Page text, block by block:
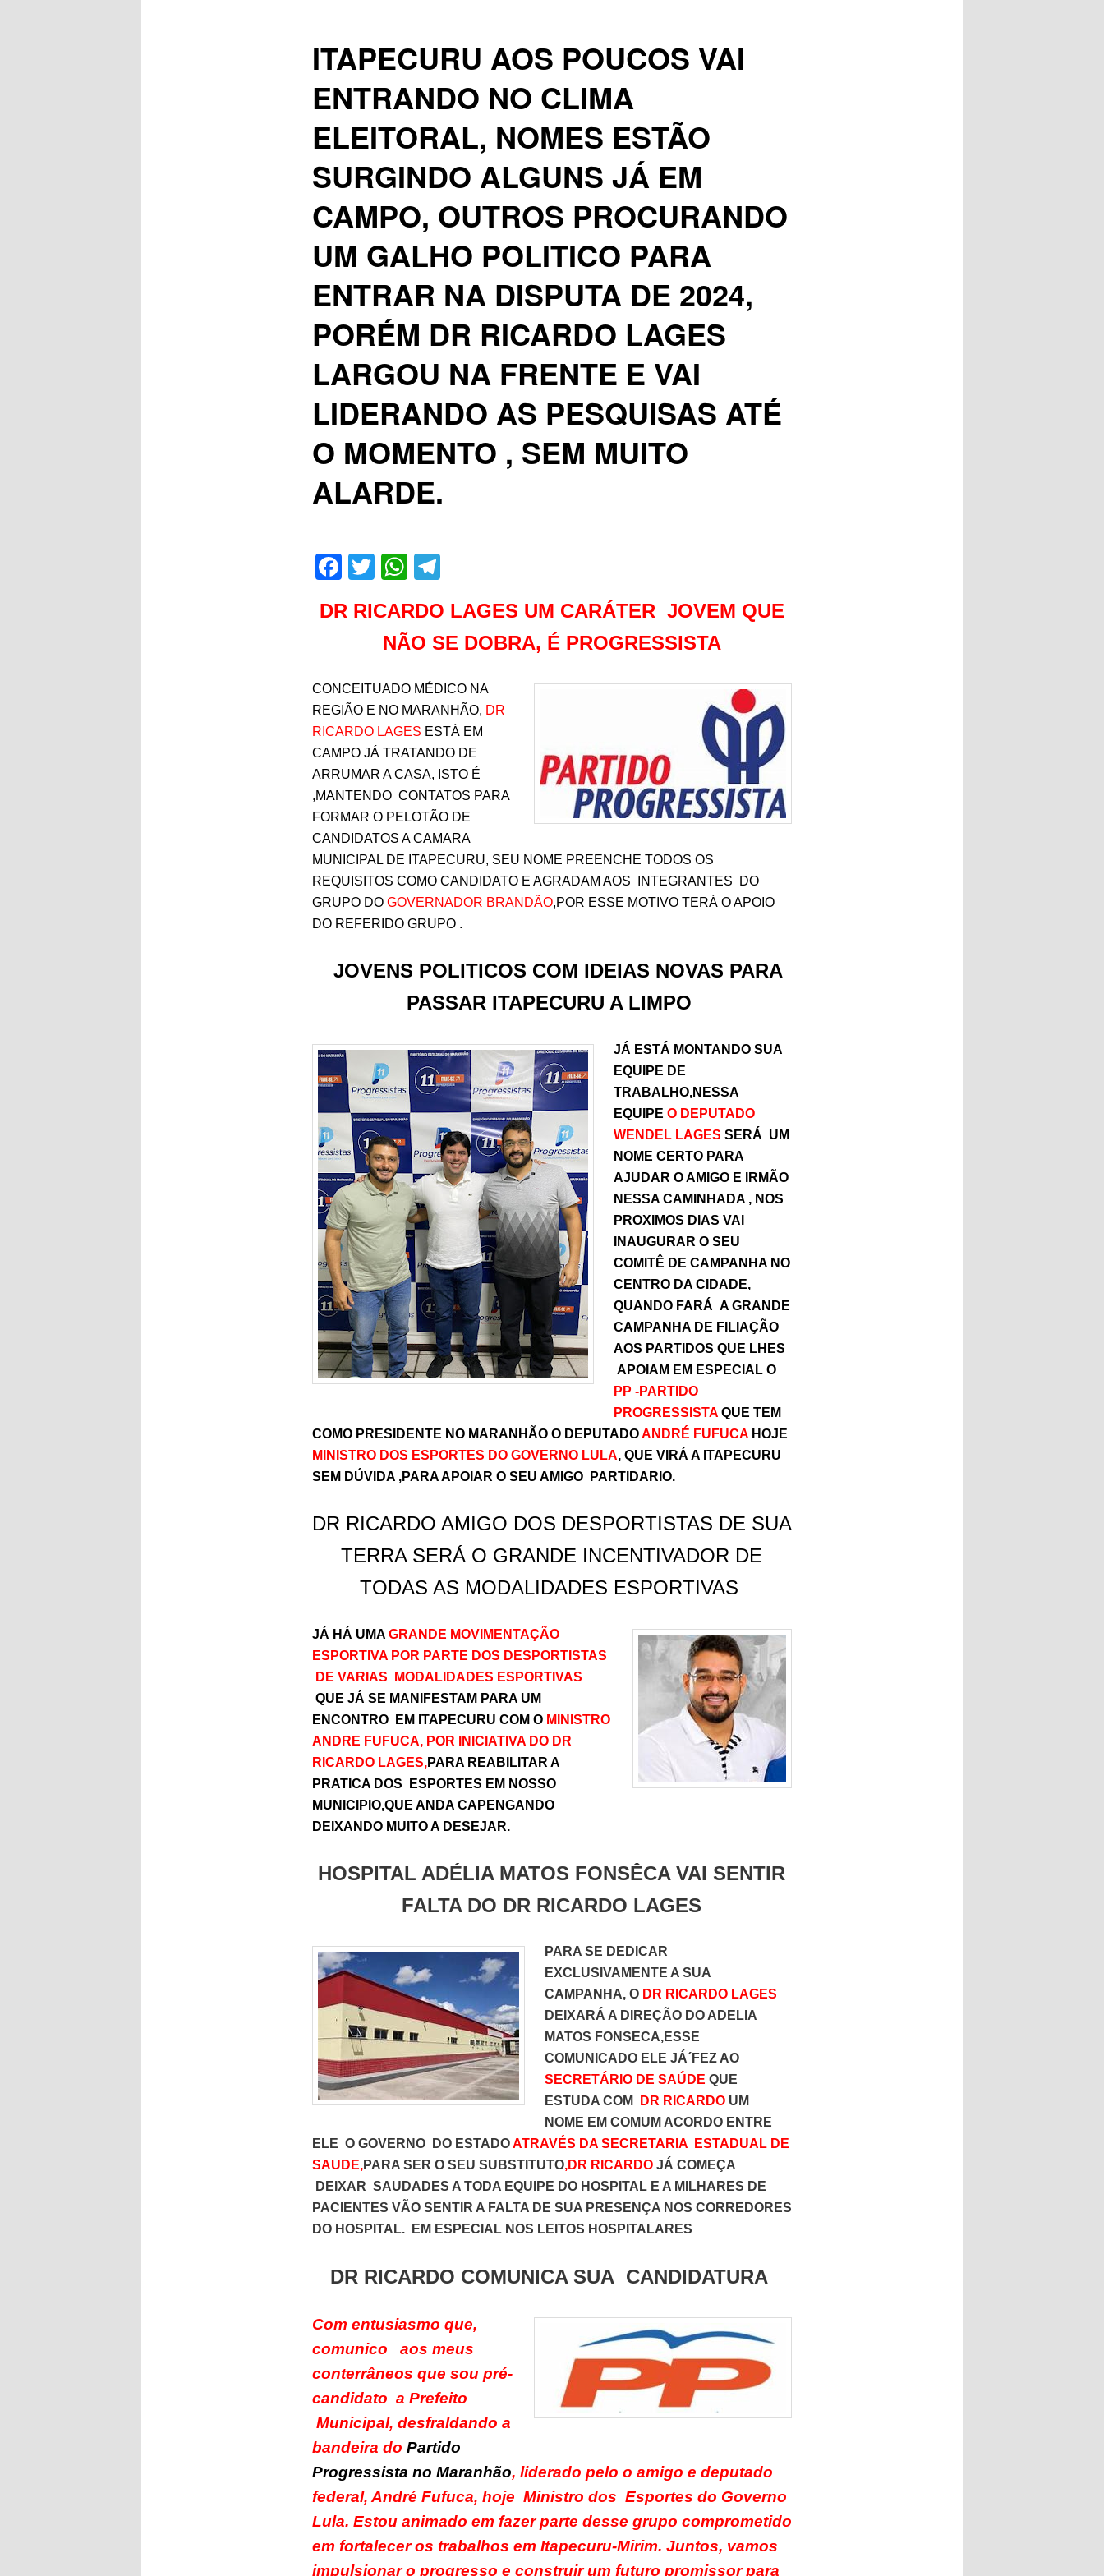
ITAPECURU AOS POUCOS VAI
ENTRANDO NO CLIMA
ELEITORAL, NOMES ESTÃO
SURGINDO ALGUNS JÁ EM
CAMPO, OUTROS PROCURANDO
UM GALHO POLITICO PARA
ENTRAR NA DISPUTA DE 2024,
PORÉM DR RICARDO LAGES
LARGOU NA FRENTE E VAI
LIDERANDO AS PESQUISAS ATÉ
O MOMENTO , SEM MUITO
ALARDE.
Facebook
TwitterWhatsApp
Telegram
DR RICARDO LAGES UM CARÁTER JOVEM QUE
NÃO SE DOBRA, É PROGRESSISTA
CONCEITUADO MÉDICO NA
REGIÃO E NO MARANHÃO, DR
RICARDO LAGES ESTÁ EM
CAMPO JÁ TRATANDO DE
ARRUMAR A CASA, ISTO É
,MANTENDO CONTATOS PARA
FORMAR O PELOTÃO DE
CANDIDATOS A CAMARA
MUNICIPAL DE ITAPECURU, SEU NOME PREENCHE TODOS OS
REQUISITOS COMO CANDIDATO E AGRADAM AOS INTEGRANTES DO
GRUPO DO GOVERNADOR BRANDÃO,POR ESSE MOTIVO TERÁ O APOIO
DO REFERIDO GRUPO .
JOVENS POLITICOS COM IDEIAS NOVAS PARA
PASSAR ITAPECURU A LIMPO
JÁ ESTÁ MONTANDO SUA
EQUIPE DE
TRABALHO,NESSA
EQUIPEO DEPUTADO
WENDEL LAGES SERÁ UM
NOME CERTO PARA
AJUDAR O AMIGO E IRMÃO
NESSA CAMINHADA , NOS
PROXIMOS DIAS VAI
INAUGURAR O SEU
COMITÊ DE CAMPANHA NO
CENTRO DA CIDADE,
QUANDO FARÁ A GRANDE
CAMPANHA DE FILIAÇÃO
AOS PARTIDOS QUE LHES
APOIAM EM ESPECIAL O
PP -PARTIDO
PROGRESSISTA QUE TEM
COMO PRESIDENTE NO MARANHÃO O DEPUTADOANDRÉ FUFUCAHOJE
MINISTRO DOS ESPORTES DO GOVERNO LULA, QUE VIRÁ A ITAPECURU
SEM DÚVIDA ,PARA APOIAR O SEU AMIGO PARTIDARIO.
DR RICARDO AMIGO DOS DESPORTISTAS DE SUA
TERRA SERÁ O GRANDE INCENTIVADOR DE
TODAS AS MODALIDADES ESPORTIVAS
JÁ HÁ UMA GRANDE MOVIMENTAÇÃO
ESPORTIVA POR PARTE DOS DESPORTISTAS
DE VARIAS MODALIDADES ESPORTIVAS
QUE JÁ SE MANIFESTAM PARA UM
ENCONTRO EM ITAPECURU COM O MINISTRO
ANDRE FUFUCA, POR INICIATIVA DO DR
RICARDO LAGES,PARA REABILITAR A
PRATICA DOS ESPORTES EM NOSSO
MUNICIPIO,QUE ANDA CAPENGANDO
DEIXANDO MUITO A DESEJAR.
HOSPITAL ADÉLIA MATOS FONSÊCA VAI SENTIR
FALTA DO DR RICARDO LAGES
PARA SE DEDICAR
EXCLUSIVAMENTE A SUA
CAMPANHA, O DR RICARDO LAGES
DEIXARÁ A DIREÇÃO DO ADELIA
MATOS FONSECA,ESSE
COMUNICADO ELE JÁ´FEZ AO
SECRETÁRIO DE SAÚDE QUE
ESTUDA COM
DR RICARDO UM
NOME EM COMUM ACORDO ENTRE
ELE O GOVERNO DO ESTADOATRAVÉS DA SECRETARIA ESTADUAL DE
SAUDE,PARA SER O SEU SUBSTITUTO,DR RICARDOJÁ COMEÇA
DEIXAR SAUDADES A TODA EQUIPE DO HOSPITAL E A MILHARES DE
PACIENTES VÃO SENTIR A FALTA DE SUA PRESENÇA NOS CORREDORES
DO HOSPITAL. EM ESPECIAL NOS LEITOS HOSPITALARES
DR RICARDO COMUNICA SUA CANDIDATURA
Com entusiasmo que,
comunico aos meus
conterrâneos que sou pré-
candidato a Prefeito
Municipal, desfraldando a
bandeira do Partido
Progressista no Maranhão, liderado pelo o amigo e deputado
federal, André Fufuca, hoje Ministro dos Esportes do Governo
Lula. Estou animado em fazer parte desse grupo comprometido
em fortalecer os trabalhos em Itapecuru-Mirim. Juntos, vamos
impulsionar o progresso e construir um futuro promissor para